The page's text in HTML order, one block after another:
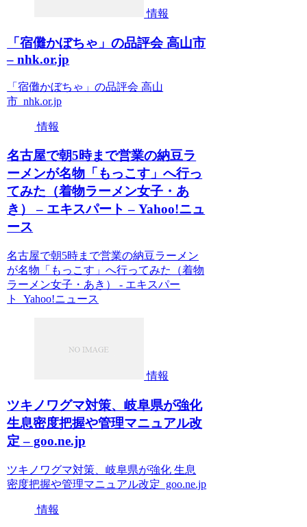
情報
「宿儺かぼちゃ」の品評会 高山市
– nhk.or.jp
「宿儺かぼちゃ」の品評会 高山
市 nhk.or.jp
情報
名古屋で朝5時まで営業の納豆ラ
ーメンが名物「もっこす」へ行っ
てみた（着物ラーメン女子・あ
き） – エキスパート – Yahoo!ニュ
ース
名古屋で朝5時まで営業の納豆ラーメン
が名物「もっこす」へ行ってみた（着物
ラーメン女子・あき） - エキスパー
ト Yahoo!ニュース
情報
ツキノワグマ対策、岐阜県が強化
生息密度把握や管理マニュアル改
定 – goo.ne.jp
ツキノワグマ対策、岐阜県が強化 生息
密度把握や管理マニュアル改定 goo.ne.jp
情報